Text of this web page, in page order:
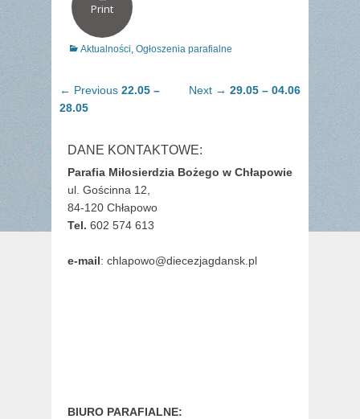
Print
Categories
Aktualności Ogłoszenia parafialne
Nawigacja
wpisu
← Previous Previous
22.05 –
28.05
Next → Next
29.05 – 04.06
DANE KONTAKTOWE:
Parafia Miłosierdzia Bożego w Chłapowie
ul. Gościnna 12,
84-120 Chłapowo
Tel. 602 574 613
e-mail: chlapowo@diecezjagdansk.pl
BIURO PARAFIALNE: